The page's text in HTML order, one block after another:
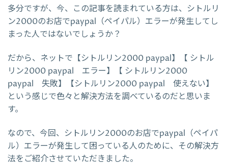
多分ですが、今、この記事を読まれている方は、シトルリ
ン2000のお店でpaypal（ペイパル）エラーが発生してし
まった人ではないでしょうか？
だから、ネットで【シトルリン2000 paypal】【 シトル
リン2000 paypal エラー】【 シトルリン2000
paypal 失敗】【シトルリン2000 paypal 使えない】
という感じで色々と解決方法を調べているのだと思いま
す。
なので、今回、シトルリン2000のお店でpaypal（ペイパ
ル）エラーが発生して困っている人のために、その解決方
法をご紹介させていただきました。